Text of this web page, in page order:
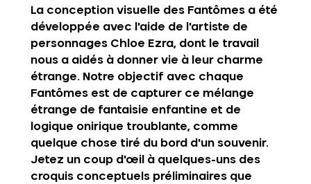
La conception visuelle des Fantômes a été
développée avec l'aide de l'artiste de
personnages Chloe Ezra, dont le travail
nous a aidés à donner vie à leur charme
étrange. Notre objectif avec chaque
Fantômes est de capturer ce mélange
étrange de fantaisie enfantine et de
logique onirique troublante, comme
quelque chose tiré du bord d'un souvenir.
Jetez un coup d'œil à quelques-uns des
croquis conceptuels préliminaires que